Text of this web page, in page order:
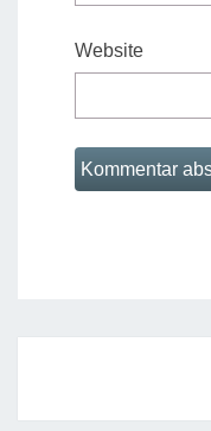
Website